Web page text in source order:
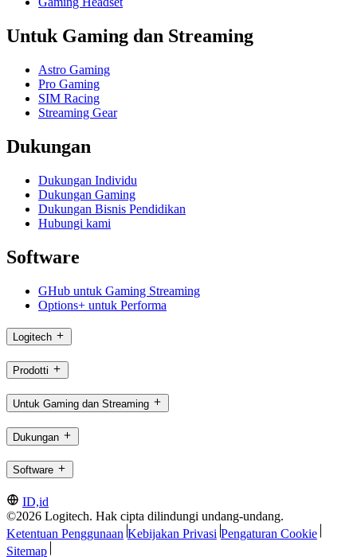
Untuk Gaming dan Streaming
Astro Gaming
Pro Gaming
SIM Racing
Streaming Gear
Dukungan
Dukungan Individu
Dukungan Gaming
Dukungan Bisnis Pendidikan
Hubungi kami
Software
GHub untuk Gaming Streaming
Options+ untuk Performa
Logitech
Prodotti
Untuk Gaming dan Streaming
Dukungan
Software
ID,id
©2026 Logitech. Hak cipta dilindungi undang-undang.
Ketentuan Penggunaan Kebijakan Privasi Pengaturan Cookie
Sitemap